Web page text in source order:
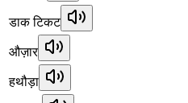
डाक टिकट
औज़ार
हथौड़ा